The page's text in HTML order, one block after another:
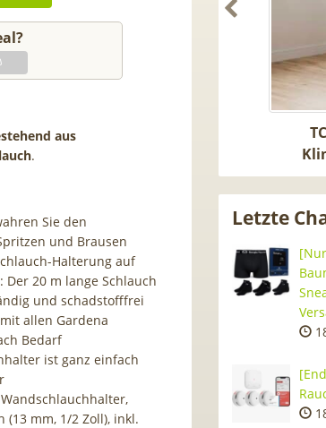
aus
.
Sie den
und Brausen
Halterung auf
20 m lange Schlauch
und schadstofffrei
allen Gardena
Bedarf
ist ganz einfach
(13 mm, 1/2 Zoll), inkl.
TOP 🍿 Netflix Standard + 300
waipu.tv Perfect Plus ab 9€
Letzte